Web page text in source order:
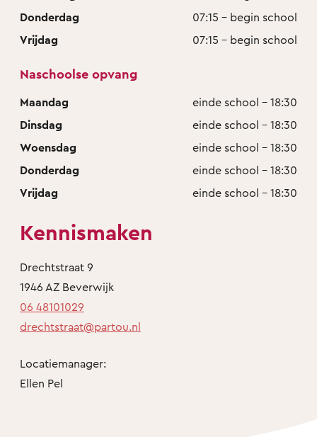
Donderdag
07:15 - begin school
Vrijdag
07:15 - begin school
Naschoolse opvang
Maandag
einde school - 18:30
Dinsdag
einde school - 18:30
Woensdag
einde school - 18:30
Donderdag
einde school - 18:30
Vrijdag
einde school - 18:30
Kennismaken
Drechtstraat 9
1946 AZ Beverwijk
06 48101029
drechtstraat@partou.nl
Locatiemanager:
Ellen Pel